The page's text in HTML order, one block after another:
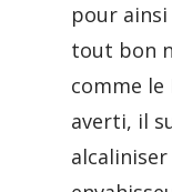
pour
tout bon
comme
averti, il